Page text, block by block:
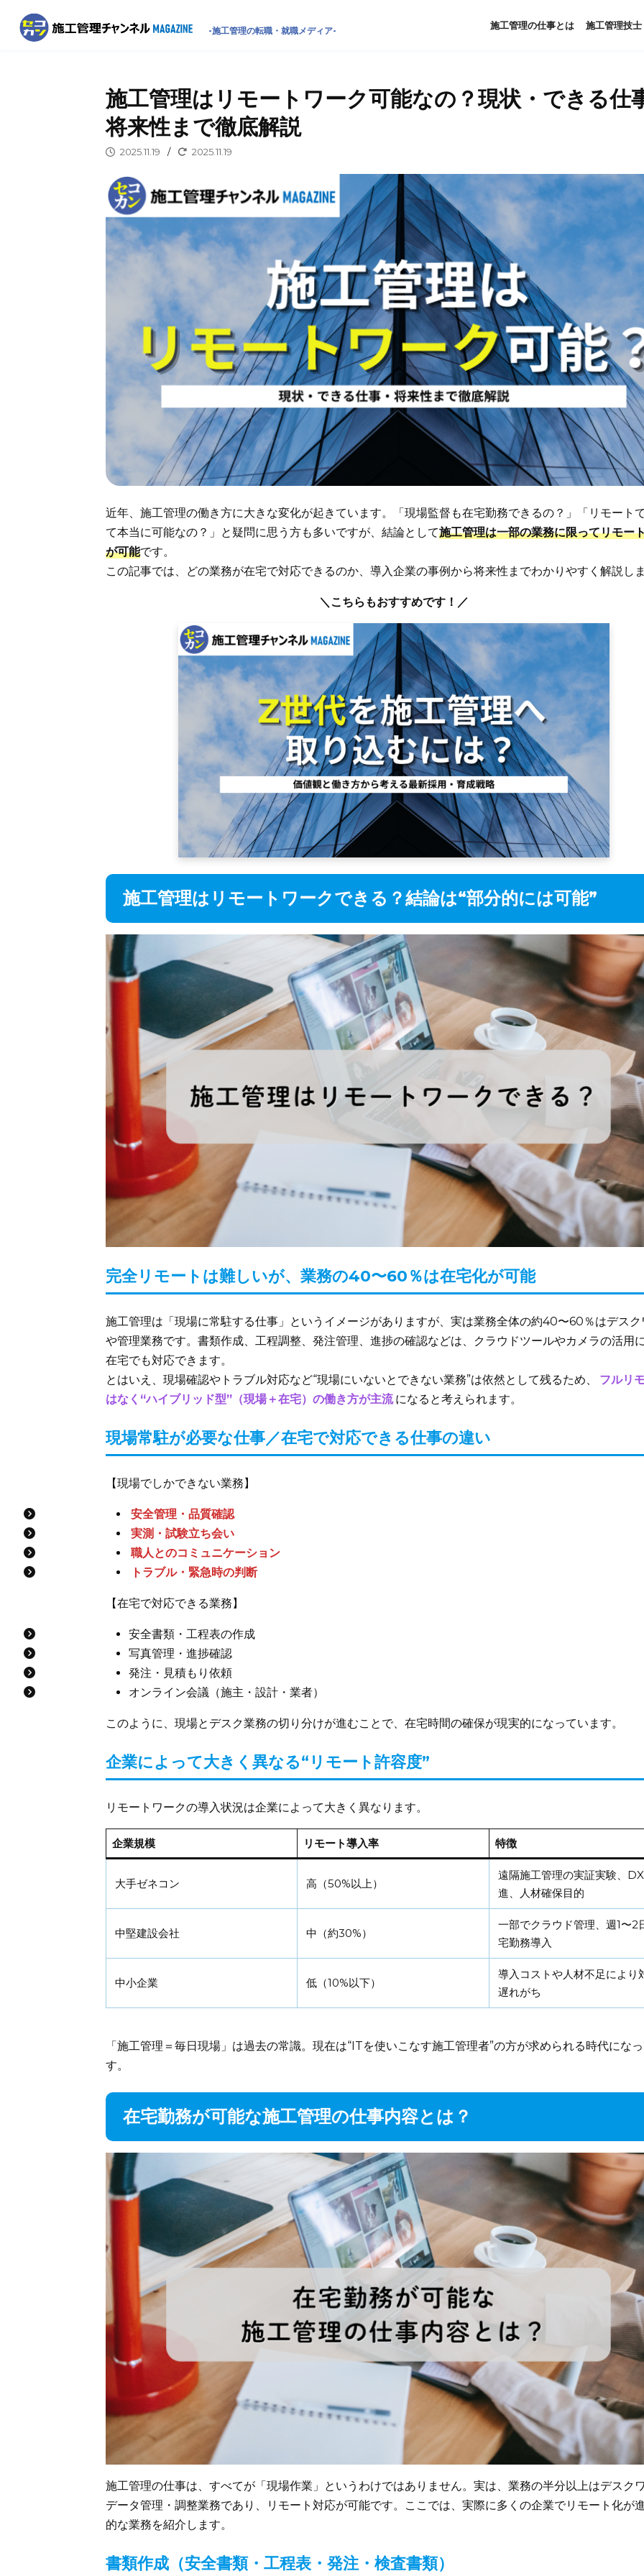
-施工管理の転職・就職メディア- 施工管理の仕事とは 施工管理技
施工管理はリモートワーク可能なの？現状・できる仕
将来性まで徹底解説
2025.11.19 / 2025.11.19
近年、施工管理の働き方に大きな変化が起きています。「現場監督も在宅勤務できるの？」「リモート
て本当に可能なの？」と疑問に思う方も多いですが、結論として施工管理は一部の業務に限ってリモー
が可能です。
この記事では、どの業務が在宅で対応できるのか、導入企業の事例から将来性までわかりやすく解説しま
＼こちらもおすすめです！／
施工管理はリモートワークできる？結論は“部分的には可能”
完全リモートは難しいが、業務の40〜60％は在宅化が可能
施工管理は「現場に常駐する仕事」というイメージがありますが、実は業務全体の約40〜60％はデスク
や管理業務です。書類作成、工程調整、発注管理、進捗の確認などは、クラウドツールやカメラの活用
在宅でも対応できます。
とはいえ、現場確認やトラブル対応など“現場にいないとできない業務”は依然として残るため、
フルリ
はなく“ハイブリッド型”（現場＋在宅）の働き方が主流 になると考えられます。
現場常駐が必要な仕事／在宅で対応できる仕事の違い
【現場でしかできない業務】
安全管理・品質確認
実測・試験立ち会い
職人とのコミュニケーション
トラブル・緊急時の判断
【在宅で対応できる業務】
安全書類・工程表の作成
写真管理・進捗確認
発注・見積もり依頼
オンライン会議（施主・設計・業者）
このように、現場とデスク業務の切り分けが進むことで、在宅時間の確保が現実的になっています。
企業によって大きく異なる“リモート許容度”
リモートワークの導入状況は企業によって大きく異なります。
企業規模 リモート導入率 特徴
大手ゼネコン 高（50%以上）
遠隔施工管理の実証実験、
進、人材確保目的
中堅建設会社 中（約30%）
一部でクラウド管理、週1〜2
宅勤務導入
中小企業 低（10%以下）
導入コストや人材不足により
遅れがち
「施工管理＝毎日現場」は過去の常識。現在は“ITを使いこなす施工管理者”の方が求められる時代になっ
す。
在宅勤務が可能な施工管理の仕事内容とは？
施工管理の仕事は、すべてが「現場作業」というわけではありません。実は、業務の半分以上はデスク
データ管理・調整業務であり、リモート対応が可能です。ここでは、実際に多くの企業でリモート化が
的な業務を紹介します。
書類作成（安全書類・工程表・発注・検査書類）